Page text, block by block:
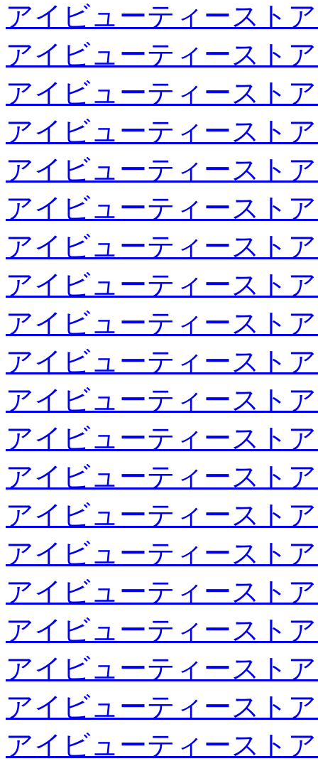
アイビューティースト
アイビューティースト
アイビューティースト
アイビューティースト
アイビューティースト
アイビューティースト
アイビューティースト
アイビューティースト
アイビューティースト
アイビューティースト
アイビューティースト
アイビューティースト
アイビューティースト
アイビューティースト
アイビューティースト
アイビューティースト
アイビューティースト
アイビューティースト
アイビューティースト
アイビューティースト